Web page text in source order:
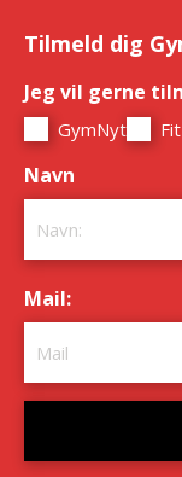
Tilmeld dig
Jeg vil gerne
GymNyt
Navn
Mail: